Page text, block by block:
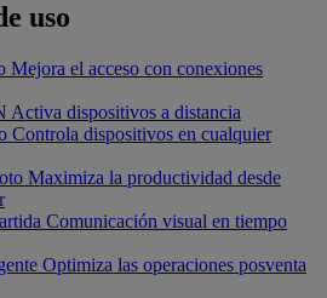
uso
Mejora el acceso con conexiones
Activa dispositivos a distancia
Controla dispositivos en cualquier
Maximiza la productividad desde
Comunicación visual en tiempo
Optimiza las operaciones posventa